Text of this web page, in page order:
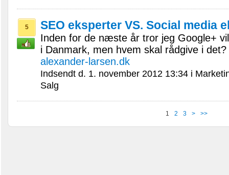
5 SEO eksperter VS. Social media
Inden for de næste år tror jeg Google+
i Danmark, men hvem skal rådgive i
alexander-larsen.dk
Indsendt d. 1. november 2012 13:34 i
Salg
1 2 3 > >>